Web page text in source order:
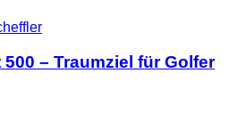
– Traumziel für Golfer